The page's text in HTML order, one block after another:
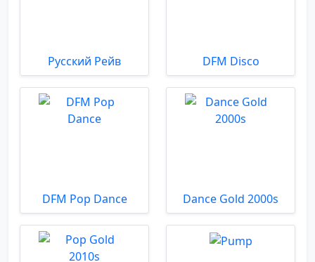
Русский Рейв DFM Disco
DFM Pop Dance Dance Gold 2000s